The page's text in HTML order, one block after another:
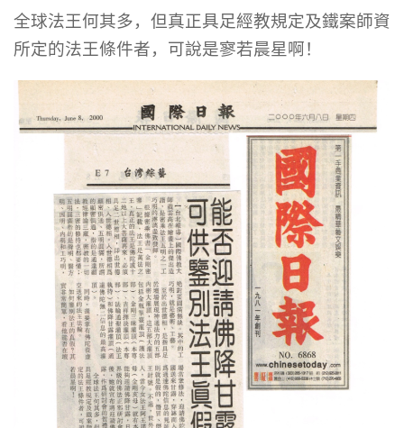
全球法王何其多，但真正具足經教規定及鐵案師資
所定的法王條件者，可說是寥若晨星啊！